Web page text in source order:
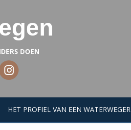
DOEN
HET PROFIEL VAN EEN WATERWEGER